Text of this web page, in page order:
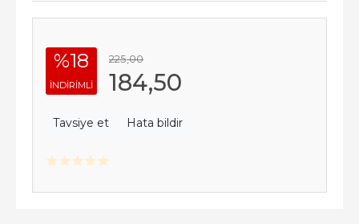
%18
INDIRIMLI
225,00
184,50
Tavsiye et Hata bildir